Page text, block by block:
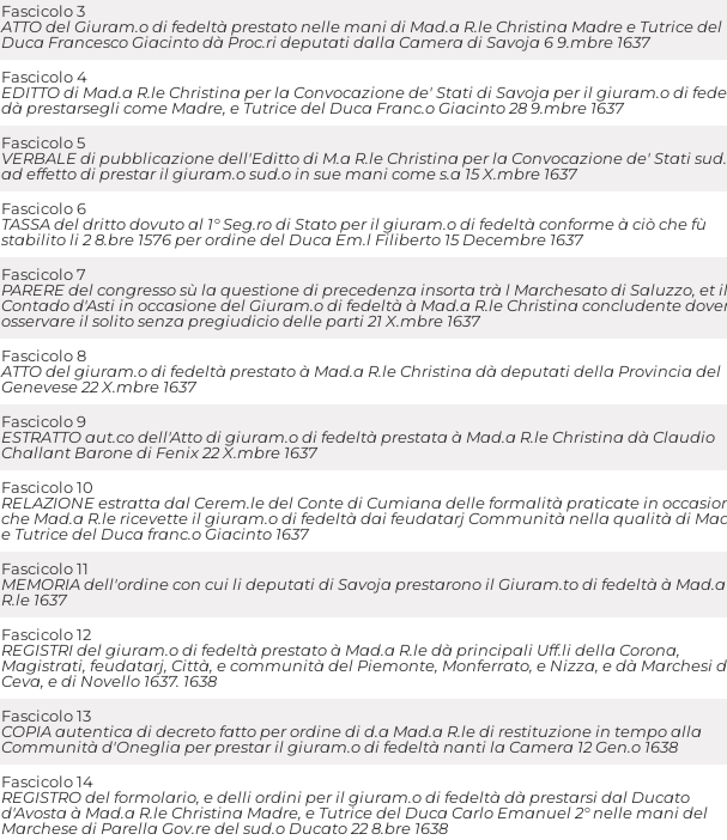
Fascicolo 3
ATTO del Giuram.o di fedeltà prestato nelle mani di Mad.a R.le Christina Madre e Tutrice del
Duca Francesco Giacinto dà Proc.ri deputati dalla Camera di Savoja 6 9.mbre 1637
Fascicolo 4
EDITTO di Mad.a R.le Christina per la Convocazione de' Stati di Savoja per il giuram.o di
dà prestarsegli come Madre, e Tutrice del Duca Franc.o Giacinto 28 9.mbre 1637
Fascicolo 5
VERBALE di pubblicazione dell'Editto di M.a R.le Christina per la Convocazione de' Stati
ad effetto di prestar il giuram.o sud.o in sue mani come s.a 15 X.mbre 1637
Fascicolo 6
TASSA del dritto dovuto al 1° Seg.ro di Stato per il giuram.o di fedeltà conforme à ciò che fù
stabilito li 2 8.bre 1576 per ordine del Duca Em.l Filiberto 15 Decembre 1637
Fascicolo 7
PARERE del congresso sù la questione di precedenza insorta trà l Marchesato di Saluzzo, et il
Contado d'Asti in occasione del Giuram.o di fedeltà à Mad.a R.le Christina concludente
osservare il solito senza pregiudicio delle parti 21 X.mbre 1637
Fascicolo 8
ATTO del giuram.o di fedeltà prestato à Mad.a R.le Christina dà deputati della Provincia del
Genevese 22 X.mbre 1637
Fascicolo 9
ESTRATTO aut.co dell'Atto di giuram.o di fedeltà prestata à Mad.a R.le Christina dà Claudio
Challant Barone di Fenix 22 X.mbre 1637
Fascicolo 10
RELAZIONE estratta dal Cerem.le del Conte di Cumiana delle formalità praticate in
che Mad.a R.le ricevette il giuram.o di fedeltà dai feudatarj Communità nella qualità di
e Tutrice del Duca franc.o Giacinto 1637
Fascicolo 11
MEMORIA dell'ordine con cui li deputati di Savoja prestarono il Giuram.to di fedeltà à Mad.a
R.le 1637
Fascicolo 12
REGISTRI del giuram.o di fedeltà prestato à Mad.a R.le dà principali Uff.li della Corona,
Magistrati, feudatarj, Città, e communità del Piemonte, Monferrato, e Nizza, e dà Marchesi
Ceva, e di Novello 1637. 1638
Fascicolo 13
COPIA autentica di decreto fatto per ordine di d.a Mad.a R.le di restituzione in tempo alla
Communità d'Oneglia per prestar il giuram.o di fedeltà nanti la Camera 12 Gen.o 1638
Fascicolo 14
REGISTRO del formolario, e delli ordini per il giuram.o di fedeltà dà prestarsi dal Ducato
d'Avosta à Mad.a R.le Christina Madre, e Tutrice del Duca Carlo Emanuel 2° nelle mani del
Marchese di Parella Gov.re del sud.o Ducato 22 8.bre 1638